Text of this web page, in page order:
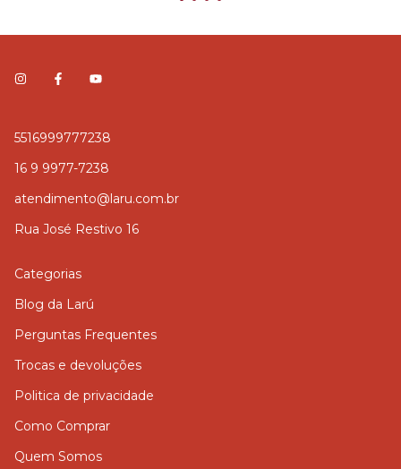
5516999777238
16 9 9977-7238
atendimento@laru.com.br
Rua José Restivo 16
Categorias
Blog da Larú
Perguntas Frequentes
Trocas e devoluções
Politica de privacidade
Como Comprar
Quem Somos